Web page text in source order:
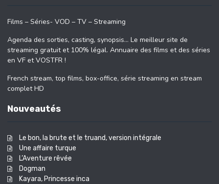
Films – Séries- VOD – TV – Streaming
Agenda des sorties, casting, synopsis… Le meilleur site de
streaming gratuit et 100% légal. Annuaire des films et des séries
en VF et VOSTFR !
French stream, top films, box-office, série streaming en stream
complet HD
Nouveautés
Le bon, la brute et le truand, version intégrale
Une affaire turque
L’Aventure rêvée
Dogman
Kayara, Princesse inca